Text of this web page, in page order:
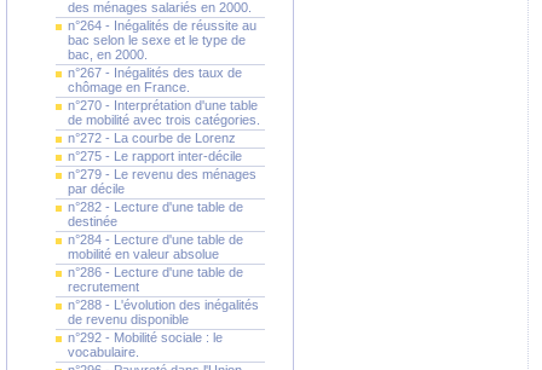
des ménages salariés en 2000.
n°264 - Inégalités de réussite au
bac selon le sexe et le type de
bac, en 2000.
n°267 - Inégalités des taux de
chômage en France.
n°270 - Interprétation d'une table
de mobilité avec trois catégories.
n°272 - La courbe de Lorenz
n°275 - Le rapport inter-décile
n°279 - Le revenu des ménages
par décile
n°282 - Lecture d'une table de
destinée
n°284 - Lecture d'une table de
mobilité en valeur absolue
n°286 - Lecture d'une table de
recrutement
n°288 - L'évolution des inégalités
de revenu disponible
n°292 - Mobilité sociale : le
vocabulaire.